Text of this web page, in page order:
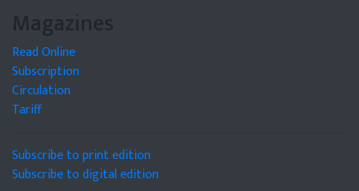
Magazines
Read Online
Subscription
Circulation
Tariff
Subscribe to print edition
Subscribe to digital edition